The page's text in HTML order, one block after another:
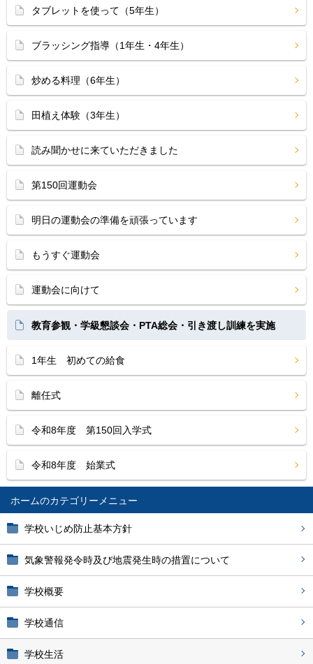
ホーム
学校いじめ防止基本方針
気象警報発令時及び地震発生時の措置について
学校概要
学校通信
学校生活
タブレットを使って（5年生）
ブラッシング指導（1年生・4年生）
炒める料理（6年生）
田植え体験（3年生）
読み聞かせに来ていただきました
第150回運動会
明日の運動会の準備を頑張っています
もうすぐ運動会
運動会に向けて
教育参観・学級懇談会・PTA総会・引き渡し訓練を実施
1年生 初めての給食
離任式
令和8年度 第150回入学式
令和8年度 始業式